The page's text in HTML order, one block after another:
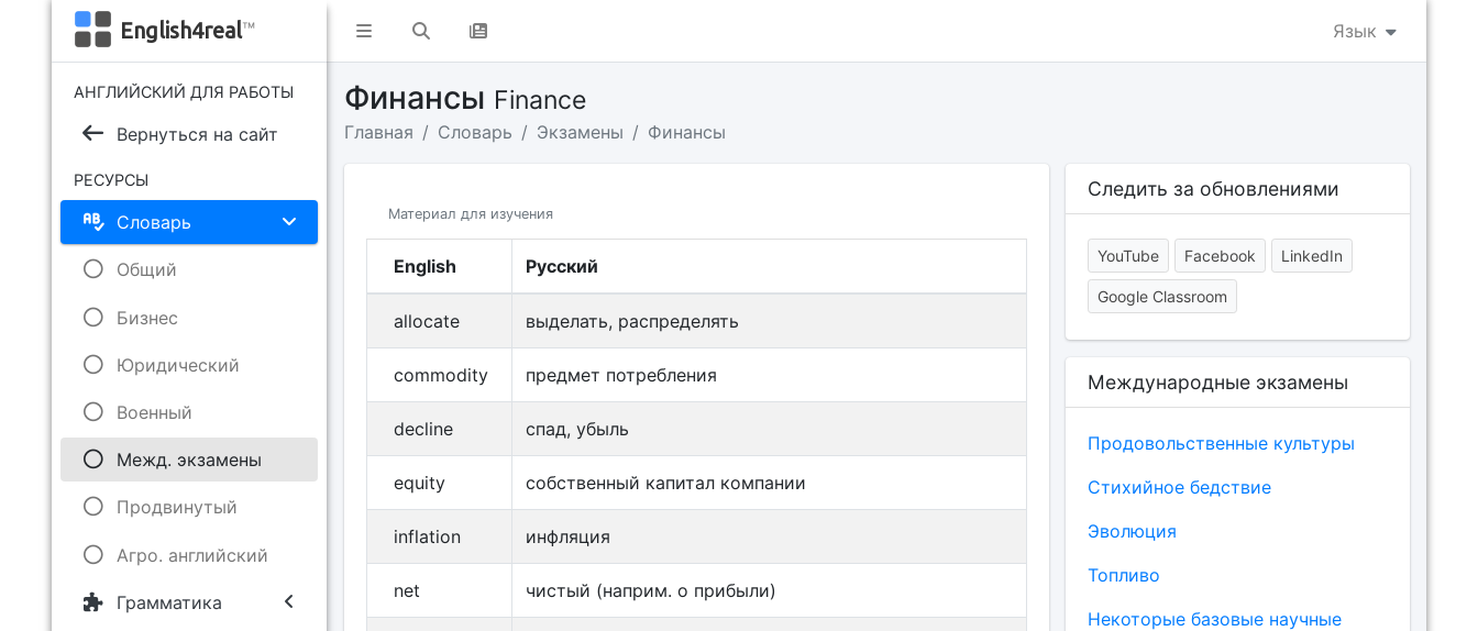
Язык
English4real™
АНГЛИЙСКИЙ ДЛЯ РАБОТЫ
Вернуться на сайт
РЕСУРСЫ
Словарь
Общий
Бизнес
Юридический
Военный
Межд. экзамены
Продвинутый
Агро. английский
Грамматика
Финансы Finance
Главная Словарь Экзамены Финансы
Материал для изучения
English Русский
allocate выделать, распределять
commodity предмет потребления
decline спад, убыль
equity собственный капитал компании
inflation инфляция
net чистый (наприм. о прибыли)
Следить за обновлениями
YouTube Facebook LinkedIn
Google Classroom
Международные экзамены
Продовольственные культуры
Cтихийное бедствие
Эволюция
Топливо
Некоторые базовые научные